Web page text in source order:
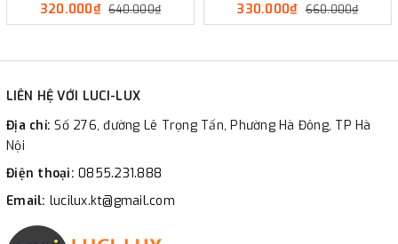
320.000₫ 640.000₫ 330.000₫ 660.000₫
LIÊN HỆ VỚI LUCI-LUX
Địa chỉ:Số 276, đường Lê Trọng Tấn, Phường Hà Đông, TP Hà
Nội
Điện thoại: 0855.231.888
Email: lucilux.kt@gmail.com